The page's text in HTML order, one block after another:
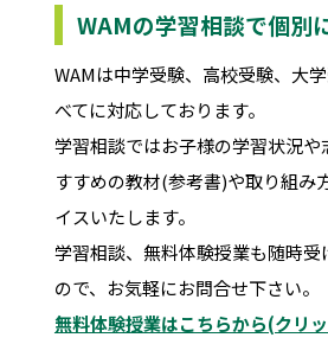
WAMの学習相談で個別
WAMは中学受験、高校受験、大
べてに対応しております。
学習相談ではお子様の学習状況
すすめの教材(参考書)や取り組み
イスいたします。
学習相談、無料体験授業も随時
ので、お気軽にお問合せ下さい。
無料体験授業はこちらから(クリ